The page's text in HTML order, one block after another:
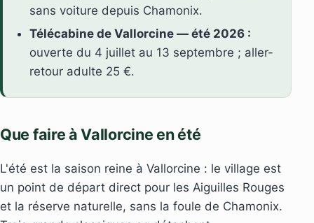
sans voiture depuis Chamonix.
Télécabine de Vallorcine — été 2026 :
ouverte du 4 juillet au 13 septembre ; aller-
retour adulte 25 €.
Que faire à Vallorcine en été
L'été est la saison reine à Vallorcine : le village est
un point de départ direct pour les Aiguilles Rouges
et la réserve naturelle, sans la foule de Chamonix.